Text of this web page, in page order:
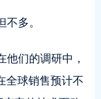
多。
们的调研中，
全球销售预计不